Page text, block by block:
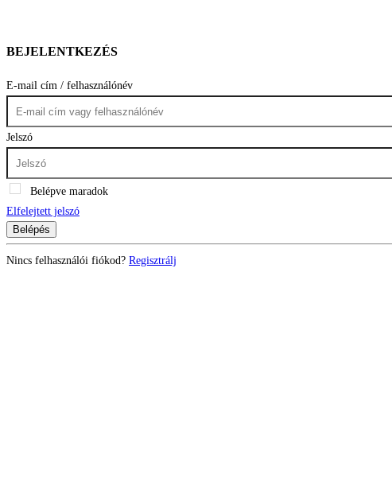
BEJELENTKEZÉS
E-mail cím / felhasználónév
Jelszó
Belépve maradok
Elfelejtett jelszó
Belépés
Nincs felhasználói fiókod? Regisztrálj